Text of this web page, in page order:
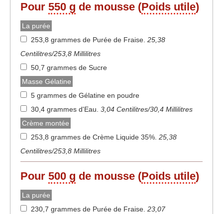
Pour 550 g de mousse (Poids utile)
La purée
253,8 grammes de Purée de Fraise. 25,38
Centilitres/253,8 Millilitres
50,7 grammes de Sucre
Masse Gélatine
5 grammes de Gélatine en poudre
30,4 grammes d'Eau. 3,04 Centilitres/30,4 Millilitres
Crème montée
253,8 grammes de Crème Liquide 35%. 25,38
Centilitres/253,8 Millilitres
Pour 500 g de mousse (Poids utile)
La purée
230,7 grammes de Purée de Fraise. 23,07